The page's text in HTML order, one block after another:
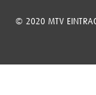
© 2020 MTV